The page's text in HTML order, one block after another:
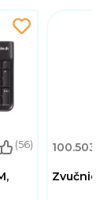
(56)
Zvučnici